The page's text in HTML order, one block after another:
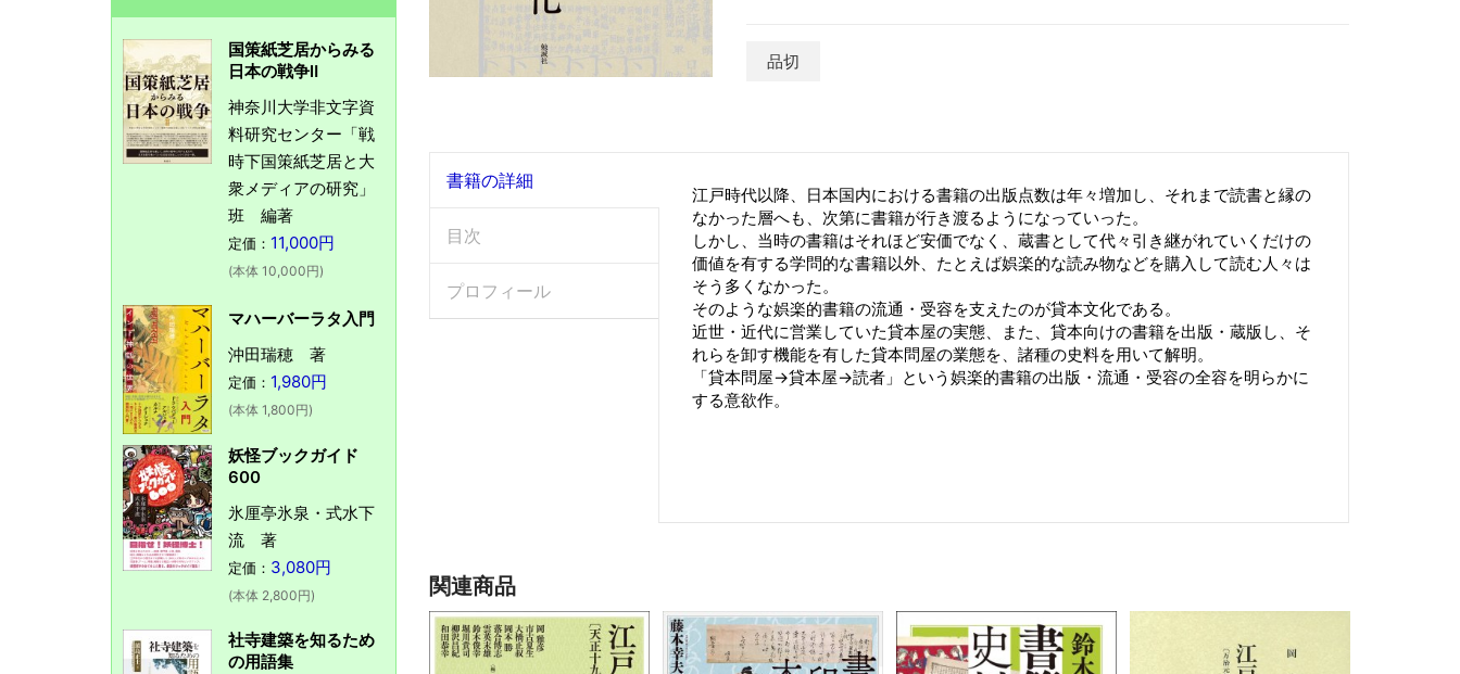
品切
書籍の詳細
目次
プロフィール
江戸時代以降、日本国内における書籍の出版点数は年々増加し、それまで読書と縁の
なかった層へも、次第に書籍が行き渡るようになっていった。
しかし、当時の書籍はそれほど安価でなく、蔵書として代々引き継がれていくだけの
価値を有する学問的な書籍以外、たとえば娯楽的な読み物などを購入して読む人々は
そう多くなかった。
そのような娯楽的書籍の流通・受容を支えたのが貸本文化である。
近世・近代に営業していた貸本屋の実態、また、貸本向けの書籍を出版・蔵版し、そ
れらを卸す機能を有した貸本問屋の業態を、諸種の史料を用いて解明。
「貸本問屋→貸本屋→読者」という娯楽的書籍の出版・流通・受容の全容を明らかに
する意欲作。
関連商品
国策紙芝居からみる
日本の戦争Ⅱ
神奈川大学非文字資
料研究センター「戦
時下国策紙芝居と大
衆メディアの研究」
班 編著
定価： 11,000円
(本体 10,000円)
マハーバーラタ入門
沖田瑞穂 著
定価： 1,980円
(本体 1,800円)
妖怪ブックガイド
600
氷厘亭氷泉・式水下
流 著
定価： 3,080円
(本体 2,800円)
社寺建築を知るため
の用語集